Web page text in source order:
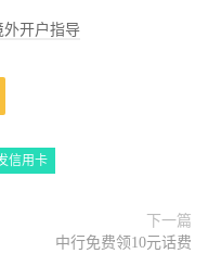
外开户指导
信用卡
下一篇
中行免费领10元话费